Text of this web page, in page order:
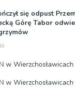
się odpust
Górę Tabor
w
w Wierzchosławicach